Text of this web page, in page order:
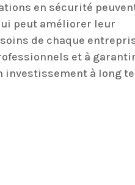
en sécurité
peut améliorer leur
de chaque
et à
investissement à long